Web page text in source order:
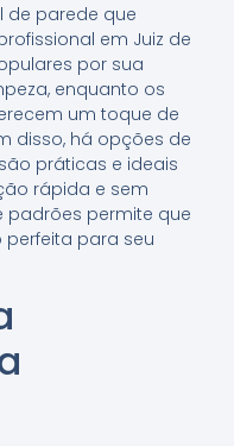
de parede que
em Juiz de
por sua
enquanto os
um toque de
disso, há opções de
práticas e ideais
rápida e sem
padrões permite que
para seu